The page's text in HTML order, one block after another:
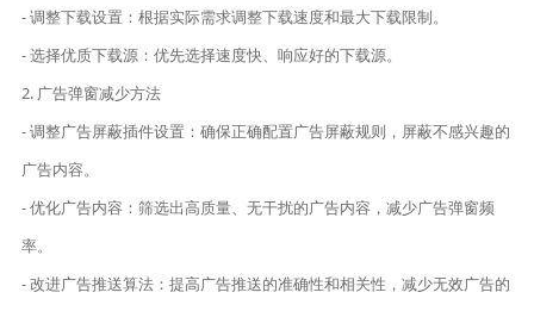
- 调整下载设置：根据实际需求调整下载速度和最大下载限制。
- 选择优质下载源：优先选择速度快、响应好的下载源。
2. 广告弹窗减少方法
- 调整广告屏蔽插件设置：确保正确配置广告屏蔽规则，屏蔽不感兴趣的
广告内容。
- 优化广告内容：筛选出高质量、无干扰的广告内容，减少广告弹窗频
率。
- 改进广告推送算法：提高广告推送的准确性和相关性，减少无效广告的